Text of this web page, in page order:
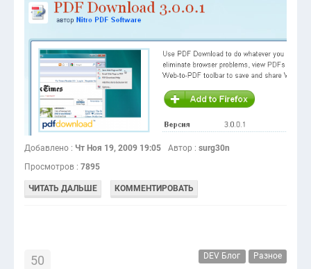
Добавлено : Чт Ноя 19, 2009 19:05 Автор : surg30n
Просмотров : 7895
ЧИТАТЬ ДАЛЬШЕ КОММЕНТИРОВАТЬ
DEV Блог Разное
50